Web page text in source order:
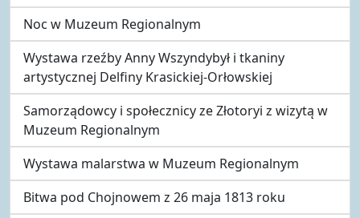
Noc w Muzeum Regionalnym
Wystawa rzeźby Anny Wszyndybył i tkaniny
artystycznej Delfiny Krasickiej-Orłowskiej
Samorządowcy i społecznicy ze Złotoryi z wizytą w
Muzeum Regionalnym
Wystawa malarstwa w Muzeum Regionalnym
Bitwa pod Chojnowem z 26 maja 1813 roku